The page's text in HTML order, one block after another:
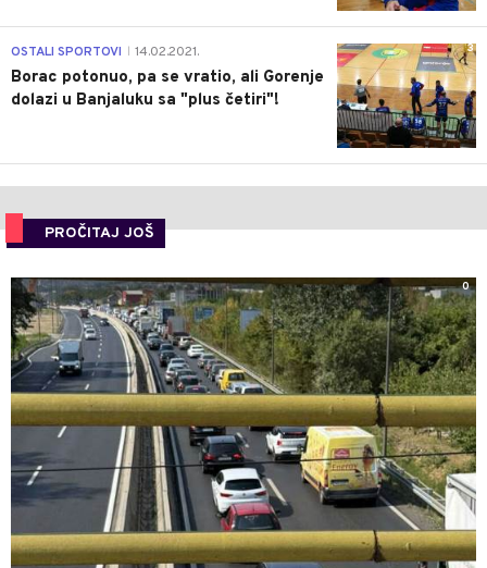
3
OSTALI SPORTOVI 14.02.2021.
Borac potonuo, pa se vratio, ali Gorenje
dolazi u Banjaluku sa "plus četiri"!
PROČITAJ JOŠ
0